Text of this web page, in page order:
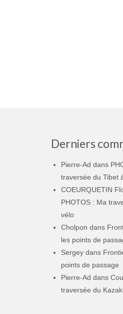
Derniers
Pierre-Ad dans
traversée du Tibet
COEURQUETIN
PHOTOS : Ma
vélo
Cholpon dans
les points de
Sergey dans
points de passage
Pierre-Ad dans
traversée du